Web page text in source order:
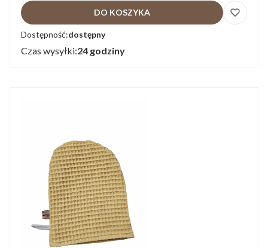
DO KOSZYKA
Dostępność:dostępny
Czas wysyłki:24 godziny